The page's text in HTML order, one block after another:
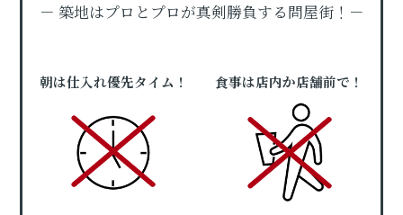
－ 築地はプロとプロが真剣勝負する問屋街！－
朝は仕入れ優先タイム！ 食事は店内か店舗前で！